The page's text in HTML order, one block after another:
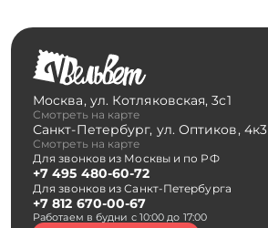
Москва, ул. Котляковская, 3с1
Смотреть на карте
Санкт-Петербург, ул. Оптиков, 4к3
Смотреть на карте
Для звонков из Москвы и по РФ
+7 495 480-60-72
Для звонков из Санкт-Петербурга
+7 812 670-00-67
Работаем в будни с 10:00 до 17:00